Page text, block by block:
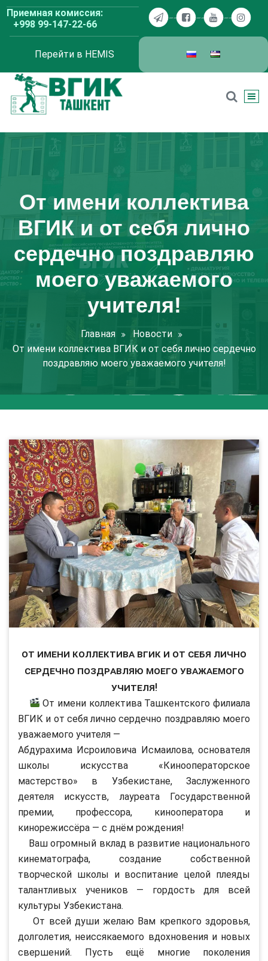
Перейти
содержимому
Приемная комиссия:
+998 99-147-22-66
Перейти в HEMIS
От имени коллектива
ВГИК и от себя лично
сердечно поздравляю
моего уважаемого
учителя!
Главная
Новости
От имени коллектива ВГИК и от себя лично сердечно
поздравляю моего уважаемого учителя!
От имени коллектива ВГИК и от себя лично
сердечно поздравляю моего уважаемого
учителя!
От имени коллектива Ташкентского филиала
ВГИК и от себя лично сердечно поздравляю моего
уважаемого учителя —
Абдурахима Исроиловича Исмаилова, основателя
школы искусства «Кинооператорское
мастерство» в Узбекистане, Заслуженного
деятеля искусств, лауреата Государственной
премии, профессора, кинооператора и
кинорежиссёра — с днём рождения!
Ваш огромный вклад в развитие национального
кинематографа, создание собственной
творческой школы и воспитание целой плеяды
талантливых учеников — гордость для всей
культуры Узбекистана.
От всей души желаю Вам крепкого здоровья,
долголетия, неиссякаемого вдохновения и новых
свершений. Пусть ещё многие поколения